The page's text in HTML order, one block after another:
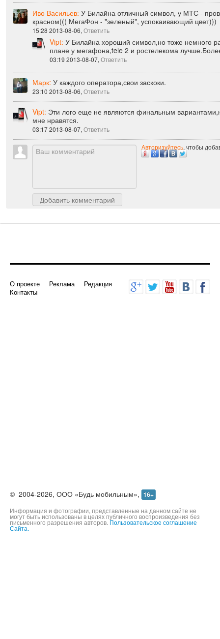
Иво Васильев: У Билайна отличный символ, у МТС -
красном((( МегаФон - "зеленый", успокаивающий цвет)))
15:28 2013-08-06, Ответить
Vipt: У Билайна хороший символ,но тоже немного
плане у мегафона,tele 2 и ростелекома
03:19 2013-08-07, Ответить
Марк: У каждого оператора,свои заскоки.
23:10 2013-08-06, Ответить
Vipt: Эти лого еще не являются финальным
мне нравятся.
03:17 2013-08-07, Ответить
Добавить комментарий
Авторизуйтесь, чтобы
О проекте Реклама
Редакция
Контакты
© 2004-2026, ООО «Будь мобильным», 16+
Информация и фотографии, представленные на данном сайте не
могут быть использованы в целях публичного воспроизведения без
письменного разрешения авторов. Пользовательское соглашение
Сайта.